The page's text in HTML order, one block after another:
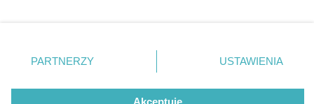
Gliwice
prywatności znajdujący się w lewym dolnym rogu strony
. Niektóre rodzaje przetwarzania danych nie wymagają
zgody użytkownika, ale masz prawo sprzeciwić się
takiemu przetwarzaniu. Preferencje będą miały
PARTNERZY USTAWIENIA
Akceptuję